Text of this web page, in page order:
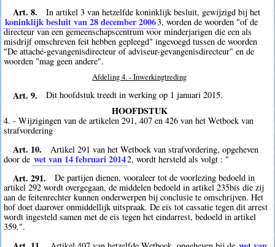
Art. 8. In artikel 3 van hetzelfde koninklijk besluit, gewijzigd bij het
koninklijk besluit van 28 december 20063, worden de woorden "of de
directeur van een gemeenschapscentrum voor minderjarigen die een als
misdrijf omschreven feit hebben gepleegd" ingevoegd tussen de woorden
"De attaché-gevangenisdirecteur of adviseur-gevangenisdirecteur" en de
woorden "mag geen andere".
Afdeling 4. - Inwerkingtreding
Art. 9. Dit hoofdstuk treedt in werking op 1 januari 2015.
HOOFDSTUK
4. - Wijzigingen van de artikelen 291, 407 en 426 van het Wetboek van
strafvordering
Art. 10.
Artikel 291 van het Wetboek van strafvordering, opgeheven
door de wet van 14 februari 20142, wordt hersteld als volgt : "
Art. 291.
De partijen dienen, vooraleer tot de voorlezing bedoeld in
artikel 292 wordt overgegaan, de middelen bedoeld in artikel 235bis die zij
aan de feitenrechter kunnen onderwerpen bij conclusie te omschrijven. Het
hof doet daarover onmiddellijk uitspraak. De eis tot cassatie tegen dit arrest
wordt ingesteld samen met de eis tegen het eindarrest, bedoeld in artikel
359.".